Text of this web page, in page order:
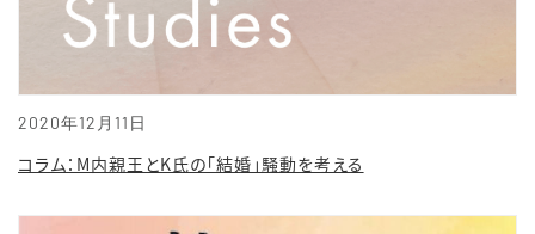
2020年12月11日
コラム：M内親王とK氏の「結婚」騒動を考える